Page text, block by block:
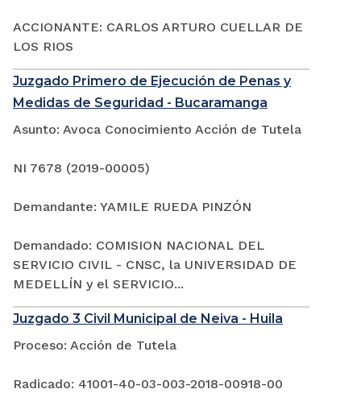
ACCIONANTE: CARLOS ARTURO CUELLAR DE
LOS RIOS
Juzgado Primero de Ejecución de Penas y
Medidas de Seguridad - Bucaramanga
Asunto: Avoca Conocimiento Acción de Tutela
NI 7678 (2019-00005)
Demandante: YAMILE RUEDA PINZÓN
Demandado: COMISION NACIONAL DEL
SERVICIO CIVIL - CNSC, la UNIVERSIDAD DE
MEDELLÍN y el SERVICIO...
Juzgado 3 Civil Municipal de Neiva - Huila
Proceso: Acción de Tutela
Radicado: 41001-40-03-003-2018-00918-00